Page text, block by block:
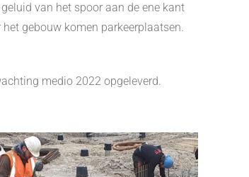
van het spoor aan de ene kant
gebouw komen parkeerplaatsen.
medio 2022 opgeleverd.